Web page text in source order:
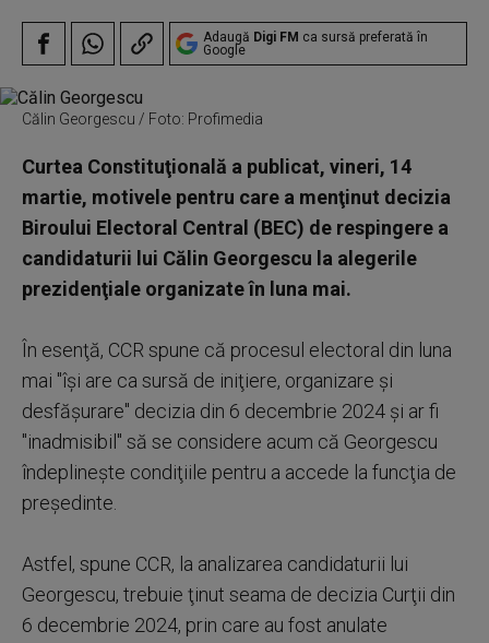
Adaugă Digi FM ca sursă preferată în
Google
Călin Georgescu / Foto: Profimedia
Curtea Constituţională a publicat, vineri, 14
martie, motivele pentru care a menţinut decizia
Biroului Electoral Central (BEC) de respingere a
candidaturii lui Călin Georgescu la alegerile
prezidenţiale organizate în luna mai.
În esenţă, CCR spune că procesul electoral din luna
mai "îşi are ca sursă de iniţiere, organizare şi
desfăşurare" decizia din 6 decembrie 2024 şi ar fi
"inadmisibil" să se considere acum că Georgescu
îndeplineşte condiţiile pentru a accede la funcţia de
preşedinte.
Astfel, spune CCR, la analizarea candidaturii lui
Georgescu, trebuie ţinut seama de decizia Curţii din
6 decembrie 2024, prin care au fost anulate